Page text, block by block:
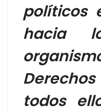
políticos
hacia
todos